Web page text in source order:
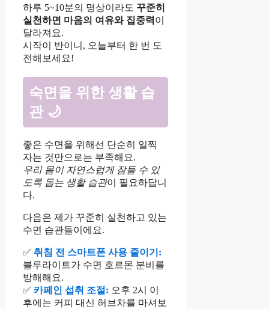
하루 5~10분의 명상이라도 꾸준히
실천하면 마음의 여유와 집중력 이
달라져요.
시작이 반이니, 오늘부터 한 번 도
전해보세요!
숙면을 위한 생활 습
관 🌙
좋은 수면을 위해선 단순히 일찍
자는 것만으로는 부족해요.
우리 몸이 자연스럽게 잠들 수 있
도록 돕는 생활 습관이 필요하답니
다.
다음은 제가 꾸준히 실천하고 있는
수면 습관들이에요.
✅ 취침 전 스마트폰 사용 줄이기:
블루라이트가 수면 호르몬 분비를
방해해요.
✅ 카페인 섭취 조절: 오후 2시 이
후에는 커피 대신 허브차를 마셔보